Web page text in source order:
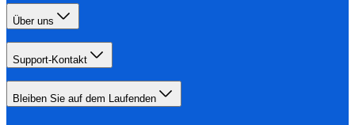
Über uns
Support-Kontakt
Bleiben Sie auf dem Laufenden